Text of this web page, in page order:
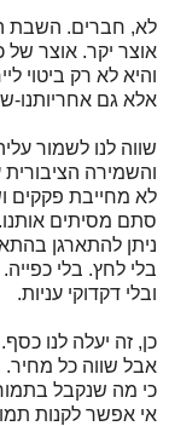
לא, חברים. השבת
אוצר יקר. אוצר של
והיא לא רק ביטוי
אלא גם אחריותנו-
שווה לנו לשמור
והשמירה
לא מחייבת פקקים
סתם מסיתים אותנו.
ניתן להתארגן
בלי לחץ. בלי
ובלי דקדוקי עניות.
כן, זה יעלה לנו
אבל שווה כל מחיר.
כי מה שנקבל
אי אפשר לקנות